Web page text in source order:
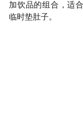
加饮品的组合，适
临时垫肚子。